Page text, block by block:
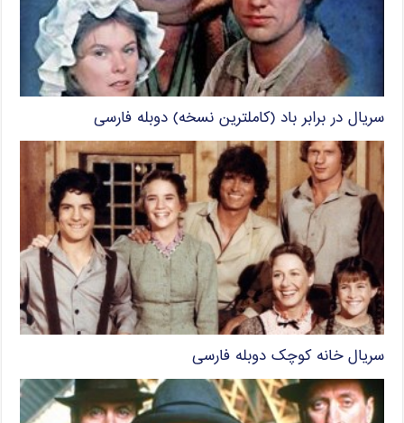
سریال در برابر باد (کاملترین نسخه) دوبله فارسی
سریال خانه کوچک دوبله فارسی